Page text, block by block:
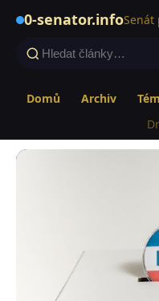
0-senator.info
Domů Archiv